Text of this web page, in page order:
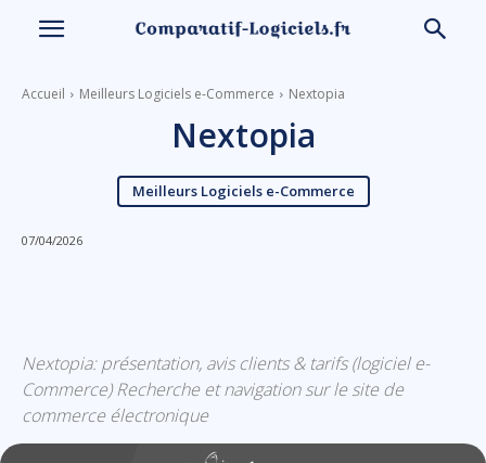
Accueil Meilleurs Logiciels e-Commerce Nextopia
Nextopia
Meilleurs Logiciels e-Commerce
07/04/2026
Nextopia: présentation, avis clients & tarifs (logiciel e-
Commerce) Recherche et navigation sur le site de
commerce électronique